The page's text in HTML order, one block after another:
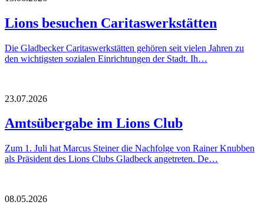
Lions besuchen Caritaswerkstätten
Die Gladbecker Caritaswerkstätten gehören seit vielen Jahren zu
den wichtigsten sozialen Einrichtungen der Stadt. Ih…
23.07.2026
Amtsübergabe im Lions Club
Zum 1. Juli hat Marcus Steiner die Nachfolge von Rainer Knubben
als Präsident des Lions Clubs Gladbeck angetreten. De…
08.05.2026